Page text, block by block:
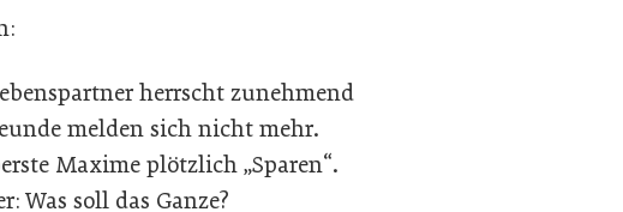
herrscht zunehmend
melden sich nicht mehr.
Maxime plötzlich „Sparen“.
Was soll das Ganze?